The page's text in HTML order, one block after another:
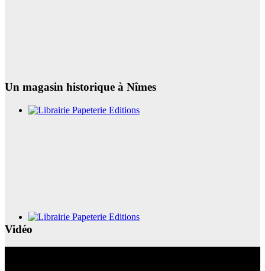
Un magasin historique à Nîmes
Vidéo